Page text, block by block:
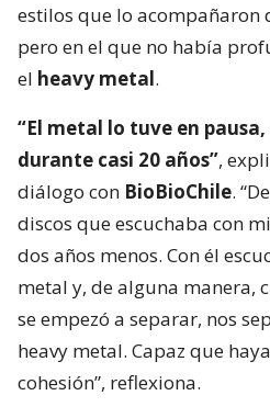
estilos que lo acompañaron
pero en el que no había
el heavy metal.
“El metal lo tuve en
durante casi 20 años”,
diálogo con BioBioChile.
discos que escuchaba con
dos años menos. Con él
metal y, de alguna manera,
se empezó a separar, nos
heavy metal. Capaz que
cohesión”, reflexiona.